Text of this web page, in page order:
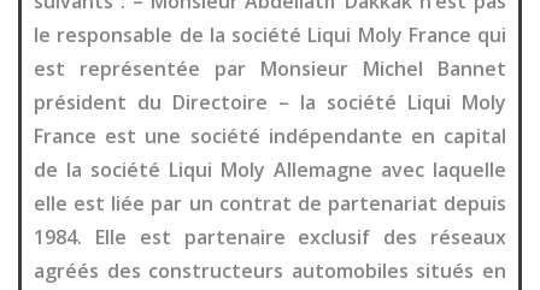
le responsable de la société Liqui Moly France qui
est représentée par Monsieur Michel Bannet
président du Directoire – la société Liqui Moly
France est une société indépendante en capital
de la société Liqui Moly Allemagne avec laquelle
elle est liée par un contrat de partenariat depuis
1984. Elle est partenaire exclusif des réseaux
agréés des constructeurs automobiles situés en